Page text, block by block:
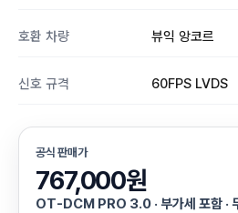
호환 차량 뷰익 앙코르
신호 규격 60FPS LVDS
공식 판매가
767,000원
OT-DCM PRO 3.0 · 부가세 포함 ·